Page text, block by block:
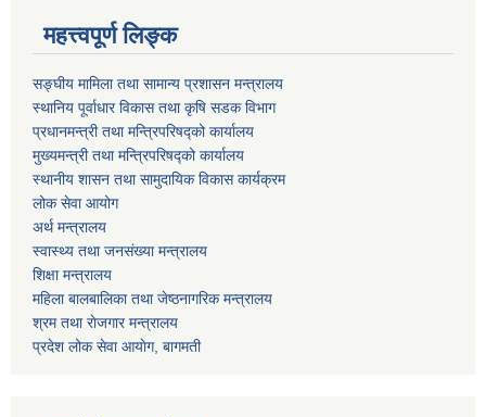
महत्त्वपूर्ण लिङ्क
सङ्घीय मामिला तथा सामान्य प्रशासन मन्त्रालय
स्थानिय पूर्वाधार विकास तथा कृषि सडक विभाग
प्रधानमन्त्री तथा मन्त्रिपरिषद्को कार्यालय
मुख्यमन्त्री तथा मन्त्रिपरिषद्को कार्यालय
स्थानीय शासन तथा सामुदायिक विकास कार्यक्रम
लोक सेवा आयोग
अर्थ मन्त्रालय
स्वास्थ्य तथा जनस‌ंख्या मन्त्रालय
शिक्षा मन्त्रालय
महिला बालबालिका तथा जेष्ठनागरिक मन्त्रालय
श्रम तथा राेजगार मन्त्रालय
प्रदेश लोक सेवा आयाेग, बागमती